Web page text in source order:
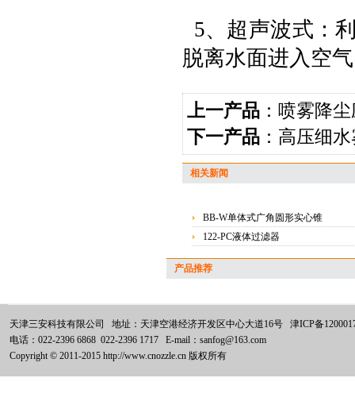
5、超声波式：
脱离水面进入空
上一产品 ： 喷雾降
下一产品 ： 高压细
相关新闻
BB-W单体式广角圆形实心锥
122-PC液体过滤器
产品推荐
天津三安科技有限公司 地址：天津空港经济开发区中心大道16号 津ICP备
电话：022-2396 6868 022-2396 1717 E-mail：sanfog@163.com
Copyright © 2011-2015 http://www.cnozzle.cn 版权所有